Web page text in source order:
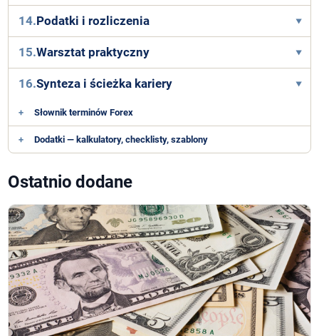
14.Podatki i rozliczenia
15.Warsztat praktyczny
16.Synteza i ścieżka kariery
+ Słownik terminów Forex
+ Dodatki — kalkulatory, checklisty, szablony
Ostatnio dodane